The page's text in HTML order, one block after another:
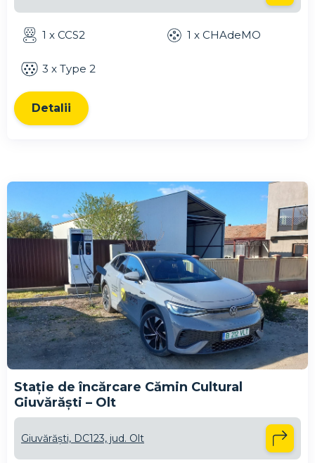
1 x CCS2 1 x CHAdeMO
3 x Type 2
Detalii
Stație de încărcare Cămin Cultural
Giuvărăști – Olt
Giuvărăşti, DC123, jud. Olt